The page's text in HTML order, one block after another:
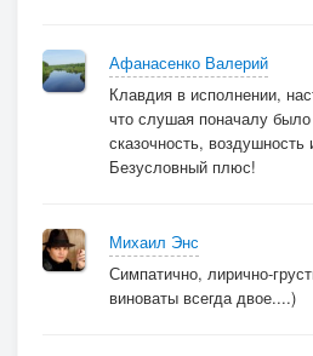
Афанасенко Валерий
Клавдия в исполнении,
что слушая поначалу
сказочность,
Безусловный плюс!
Михаил Энс
Симпатично, лирично-
виноваты всегда двое....)